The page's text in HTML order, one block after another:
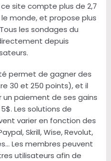
site compte plus de 2,7
monde, et propose plus
les sondages du
depuis
permet de gagner des
30 et 250 points), et il
paiement de ses gains
Les solutions de
varier en fonction des
Skrill, Wise, Revolut,
Les membres peuvent
utilisateurs afin de